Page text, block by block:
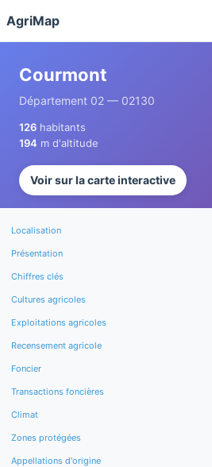
AgriMap
Courmont
Département 02 — 02130
126 habitants
194 m d'altitude
Voir sur la carte interactive
Localisation
Présentation
Chiffres clés
Cultures agricoles
Exploitations agricoles
Recensement agricole
Foncier
Transactions foncières
Climat
Zones protégées
Appellations d'origine